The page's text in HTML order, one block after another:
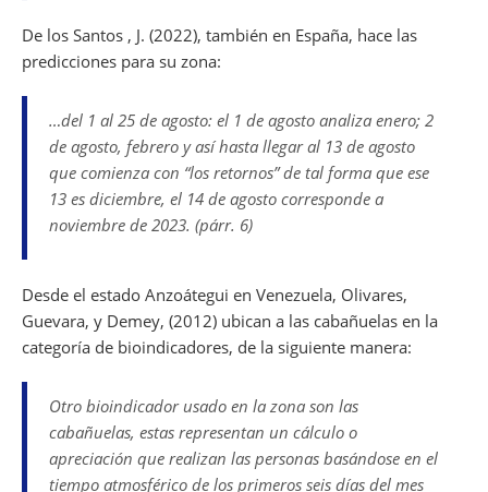
De los Santos , J. (2022), también en España, hace las
predicciones para su zona:
…del 1 al 25 de agosto: el 1 de agosto analiza enero; 2
de agosto, febrero y así hasta llegar al 13 de agosto
que comienza con “los retornos” de tal forma que ese
13 es diciembre, el 14 de agosto corresponde a
noviembre de 2023. (párr. 6)
Desde el estado Anzoátegui en Venezuela, Olivares,
Guevara, y Demey, (2012) ubican a las cabañuelas en la
categoría de bioindicadores, de la siguiente manera:
Otro bioindicador usado en la zona son las
cabañuelas, estas representan un cálculo o
apreciación que realizan las personas basándose en el
tiempo atmosférico de los primeros seis días del mes